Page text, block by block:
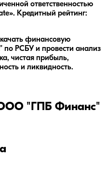
ответственностью
Кредитный рейтинг:
финансовую
РСБУ и провести анализ
чистая прибыль,
и ликвидность.
"ГПБ Финанс"